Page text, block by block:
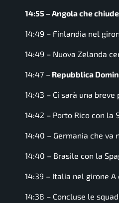
14:55 – Angola che
14:49 – Finlandia nel
14:49 – Nuova Zelanda
14:47 – Repubblica
14:43 – Ci sarà una
14:42 – Porto Rico con la
14:40 – Germania che va
14:40 – Brasile con la
14:39 – Italia nel girone
14:38 – Concluse le